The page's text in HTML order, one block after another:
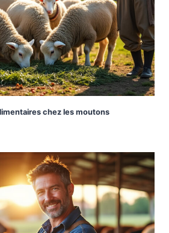
chez les moutons